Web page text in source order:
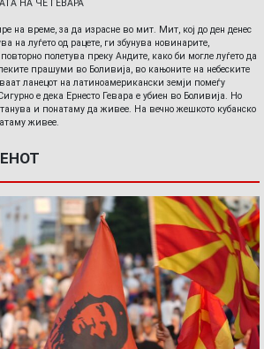
НА ЧЕ ГЕВАРА
на време, за да израсне во мит. Мит, кој до ден денес
на луѓето од рацете, ги збунува новинарите,
полетува преку Андите, како би могле луѓето да
прашуми во Боливија, во кањоните на небеските
ланецот на латиноамерикански земји помеѓу
е дека Ернесто Гевара е убиен во Боливија. Но
и понатаму да живее. На вечно жешкото кубанско
живее.